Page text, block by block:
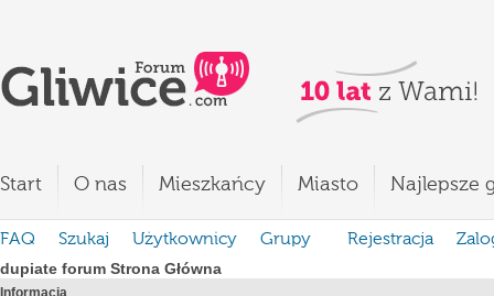
Start O nas Mieszkańcy Miasto Najlepsze
FAQ Szukaj Użytkownicy Grupy Rejestracja
dupiate forum Strona Główna
Informacja